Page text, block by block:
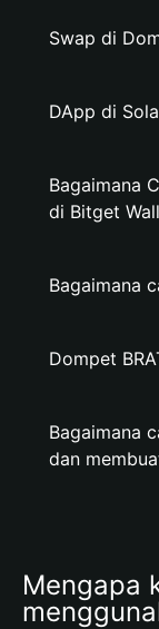
Swap di
DApp di
Bagaimana
di Bitget
Bagaimana
Dompet
Bagaimana
dan
Mengapa